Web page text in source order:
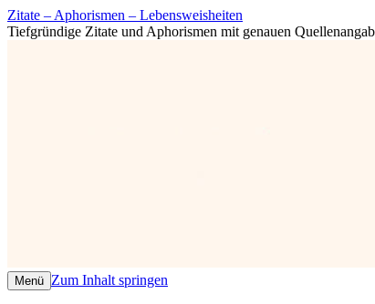
Zitate – Aphorismen – Lebensweisheiten
Tiefgründige Zitate und Aphorismen mit genauen
Menü Zum Inhalt springen